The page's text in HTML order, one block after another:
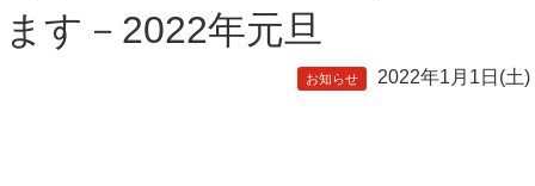
ます－2022年元旦
お知らせ 2022年1月1日(土)